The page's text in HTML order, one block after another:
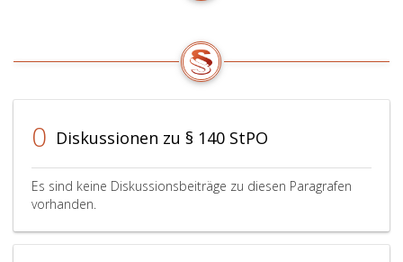
0 Diskussionen zu § 140 StPO
Es sind keine Diskussionsbeiträge zu diesen Paragrafen
vorhanden.